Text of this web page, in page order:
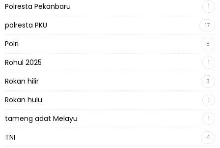
Polresta Pekanbaru 1
polresta PKU 17
Polri 8
Rohul 2025 1
Rokan hilir 3
Rokan hulu 1
tameng adat Melayu 1
TNI 4